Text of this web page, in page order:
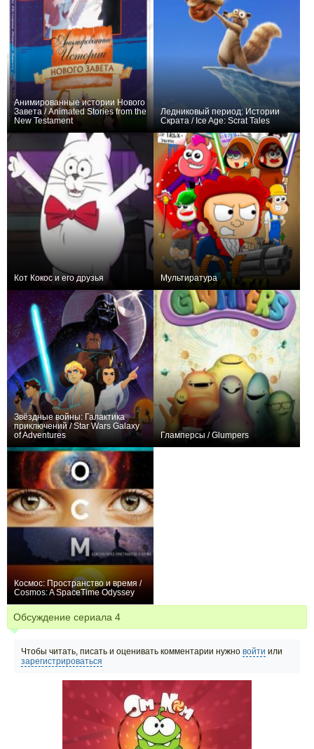
Анимированные истории Нового
Завета / Animated Stories from the
New Testament
Ледниковый период: Истории
Скрата / Ice Age: Scrat Tales
Кот Кокос и его друзья Мультиратура
Звёздные войны: Галактика
приключений / Star Wars Galaxy
of Adventures
Гламперсы / Glumpers
Космос: Пространство и время /
Cosmos: A SpaceTime Odyssey
Обсуждение сериала 4
Чтобы читать, писать и оценивать комментарии нужно войти или
зарегистрироваться